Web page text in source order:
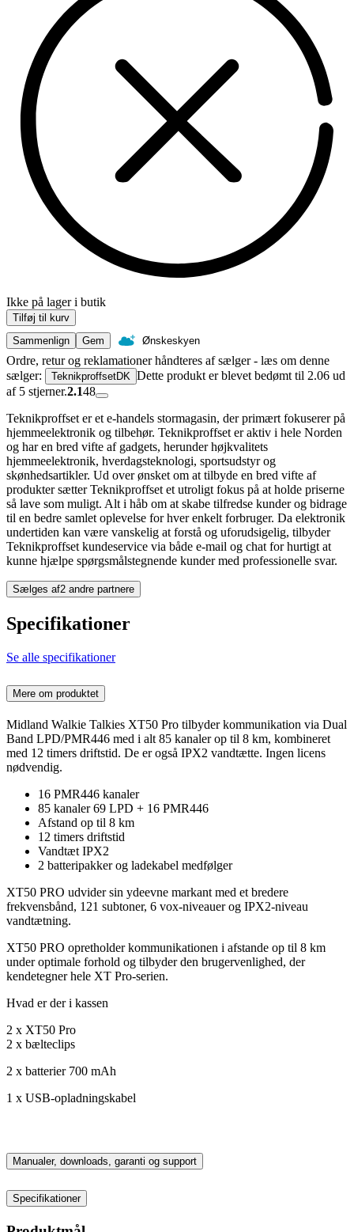
Ikke på lager i butik
Tilføj til kurv
Sammenlign
Gem Ønskeskyen
Ordre, retur og reklamationer håndteres af sælger - læs om denne
sælger:
TeknikproffsetDK Dette produkt er blevet bedømt til 2.06 ud
af 5 stjerner.2.148
Teknikproffset er et e-handels stormagasin, der primært fokuserer på
hjemmeelektronik og tilbehør. Teknikproffset er aktiv i hele Norden
og har en bred vifte af gadgets, herunder højkvalitets
hjemmeelektronik, hverdagsteknologi, sportsudstyr og
skønhedsartikler. Ud over ønsket om at tilbyde en bred vifte af
produkter sætter Teknikproffset et utroligt fokus på at holde priserne
så lave som muligt. Alt i håb om at skabe tilfredse kunder og bidrage
til en bedre samlet oplevelse for hver enkelt forbruger. Da elektronik
undertiden kan være vanskelig at forstå og uforudsigelig, tilbyder
Teknikproffset kundeservice via både e-mail og chat for hurtigt at
kunne hjælpe spørgsmålstegnende kunder med professionelle svar.
Sælges af2 andre partnere
Specifikationer
Se alle specifikationer
Mere om produktet
Midland Walkie Talkies XT50 Pro tilbyder kommunikation via Dual
Band LPD/PMR446 med i alt 85 kanaler op til 8 km, kombineret
med 12 timers driftstid. De er også IPX2 vandtætte. Ingen licens
nødvendig.
16 PMR446 kanaler
85 kanaler 69 LPD + 16 PMR446
Afstand op til 8 km
12 timers driftstid
Vandtæt IPX2
2 batteripakker og ladekabel medfølger
XT50 PRO udvider sin ydeevne markant med et bredere
frekvensbånd, 121 subtoner, 6 vox-niveauer og IPX2-niveau
vandtætning.
XT50 PRO opretholder kommunikationen i afstande op til 8 km
under optimale forhold og tilbyder den brugervenlighed, der
kendetegner hele XT Pro-serien.
Hvad er der i kassen
2 x XT50 Pro
2 x bælteclips
2 x batterier 700 mAh
1 x USB-opladningskabel
Manualer, downloads, garanti og support
Specifikationer